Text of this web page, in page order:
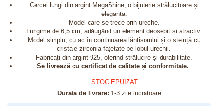
Cercei lungi din argint MegaShine, o bijuterie strălucitoare și
eleganta.
Model care se trece prin ureche.
Lungime de 6,5 cm, adăugând un element deosebit și atractiv.
Model simplu, cu ac în continuarea lănțisorului și o steluță cu
cristale zirconia fațetate pe lobul urechii.
Fabricați din argint 925, oferind strălucire și durabilitate.
Se livrează cu certificat de calitate și conformitate.
STOC EPUIZAT
Durata de livrare: 1-3 zile lucratoare